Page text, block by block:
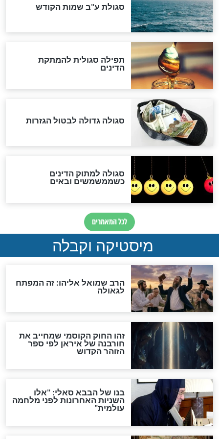
המסמך האבוד שנחשף
במרתפי מוסקבה: כתב היד
הנדיר של הרשב"ם התגלה
"מודה לקב"ה על כל השנים"
לכל המאמרים
אחרית הימים
האם אפשר לחשב את הקץ?
מה יהיה בימות המשיח?
"לפני הגאולה תהיה אפיקורסות
והכחשה גדולה מאוד של
האמונה"
האם לאחר בוא המשיח יהיה